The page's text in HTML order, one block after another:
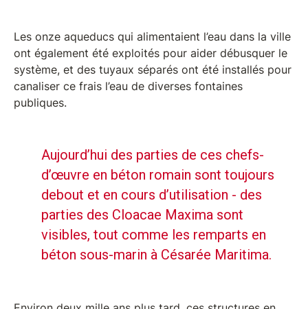
Les onze aqueducs qui alimentaient l’eau dans la ville
ont également été exploités pour aider débusquer le
système, et des tuyaux séparés ont été installés pour
canaliser ce frais l’eau de diverses fontaines
publiques.
Aujourd’hui des parties de ces chefs-
d’œuvre en béton romain sont toujours
debout et en cours d’utilisation - des
parties des Cloacae Maxima sont
visibles, tout comme les remparts en
béton sous-marin à Césarée Maritima.